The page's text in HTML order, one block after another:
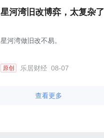
星河湾旧改博弈，太复杂了
星河湾做旧改不易。
原创 乐居财经 08-07
查看更多